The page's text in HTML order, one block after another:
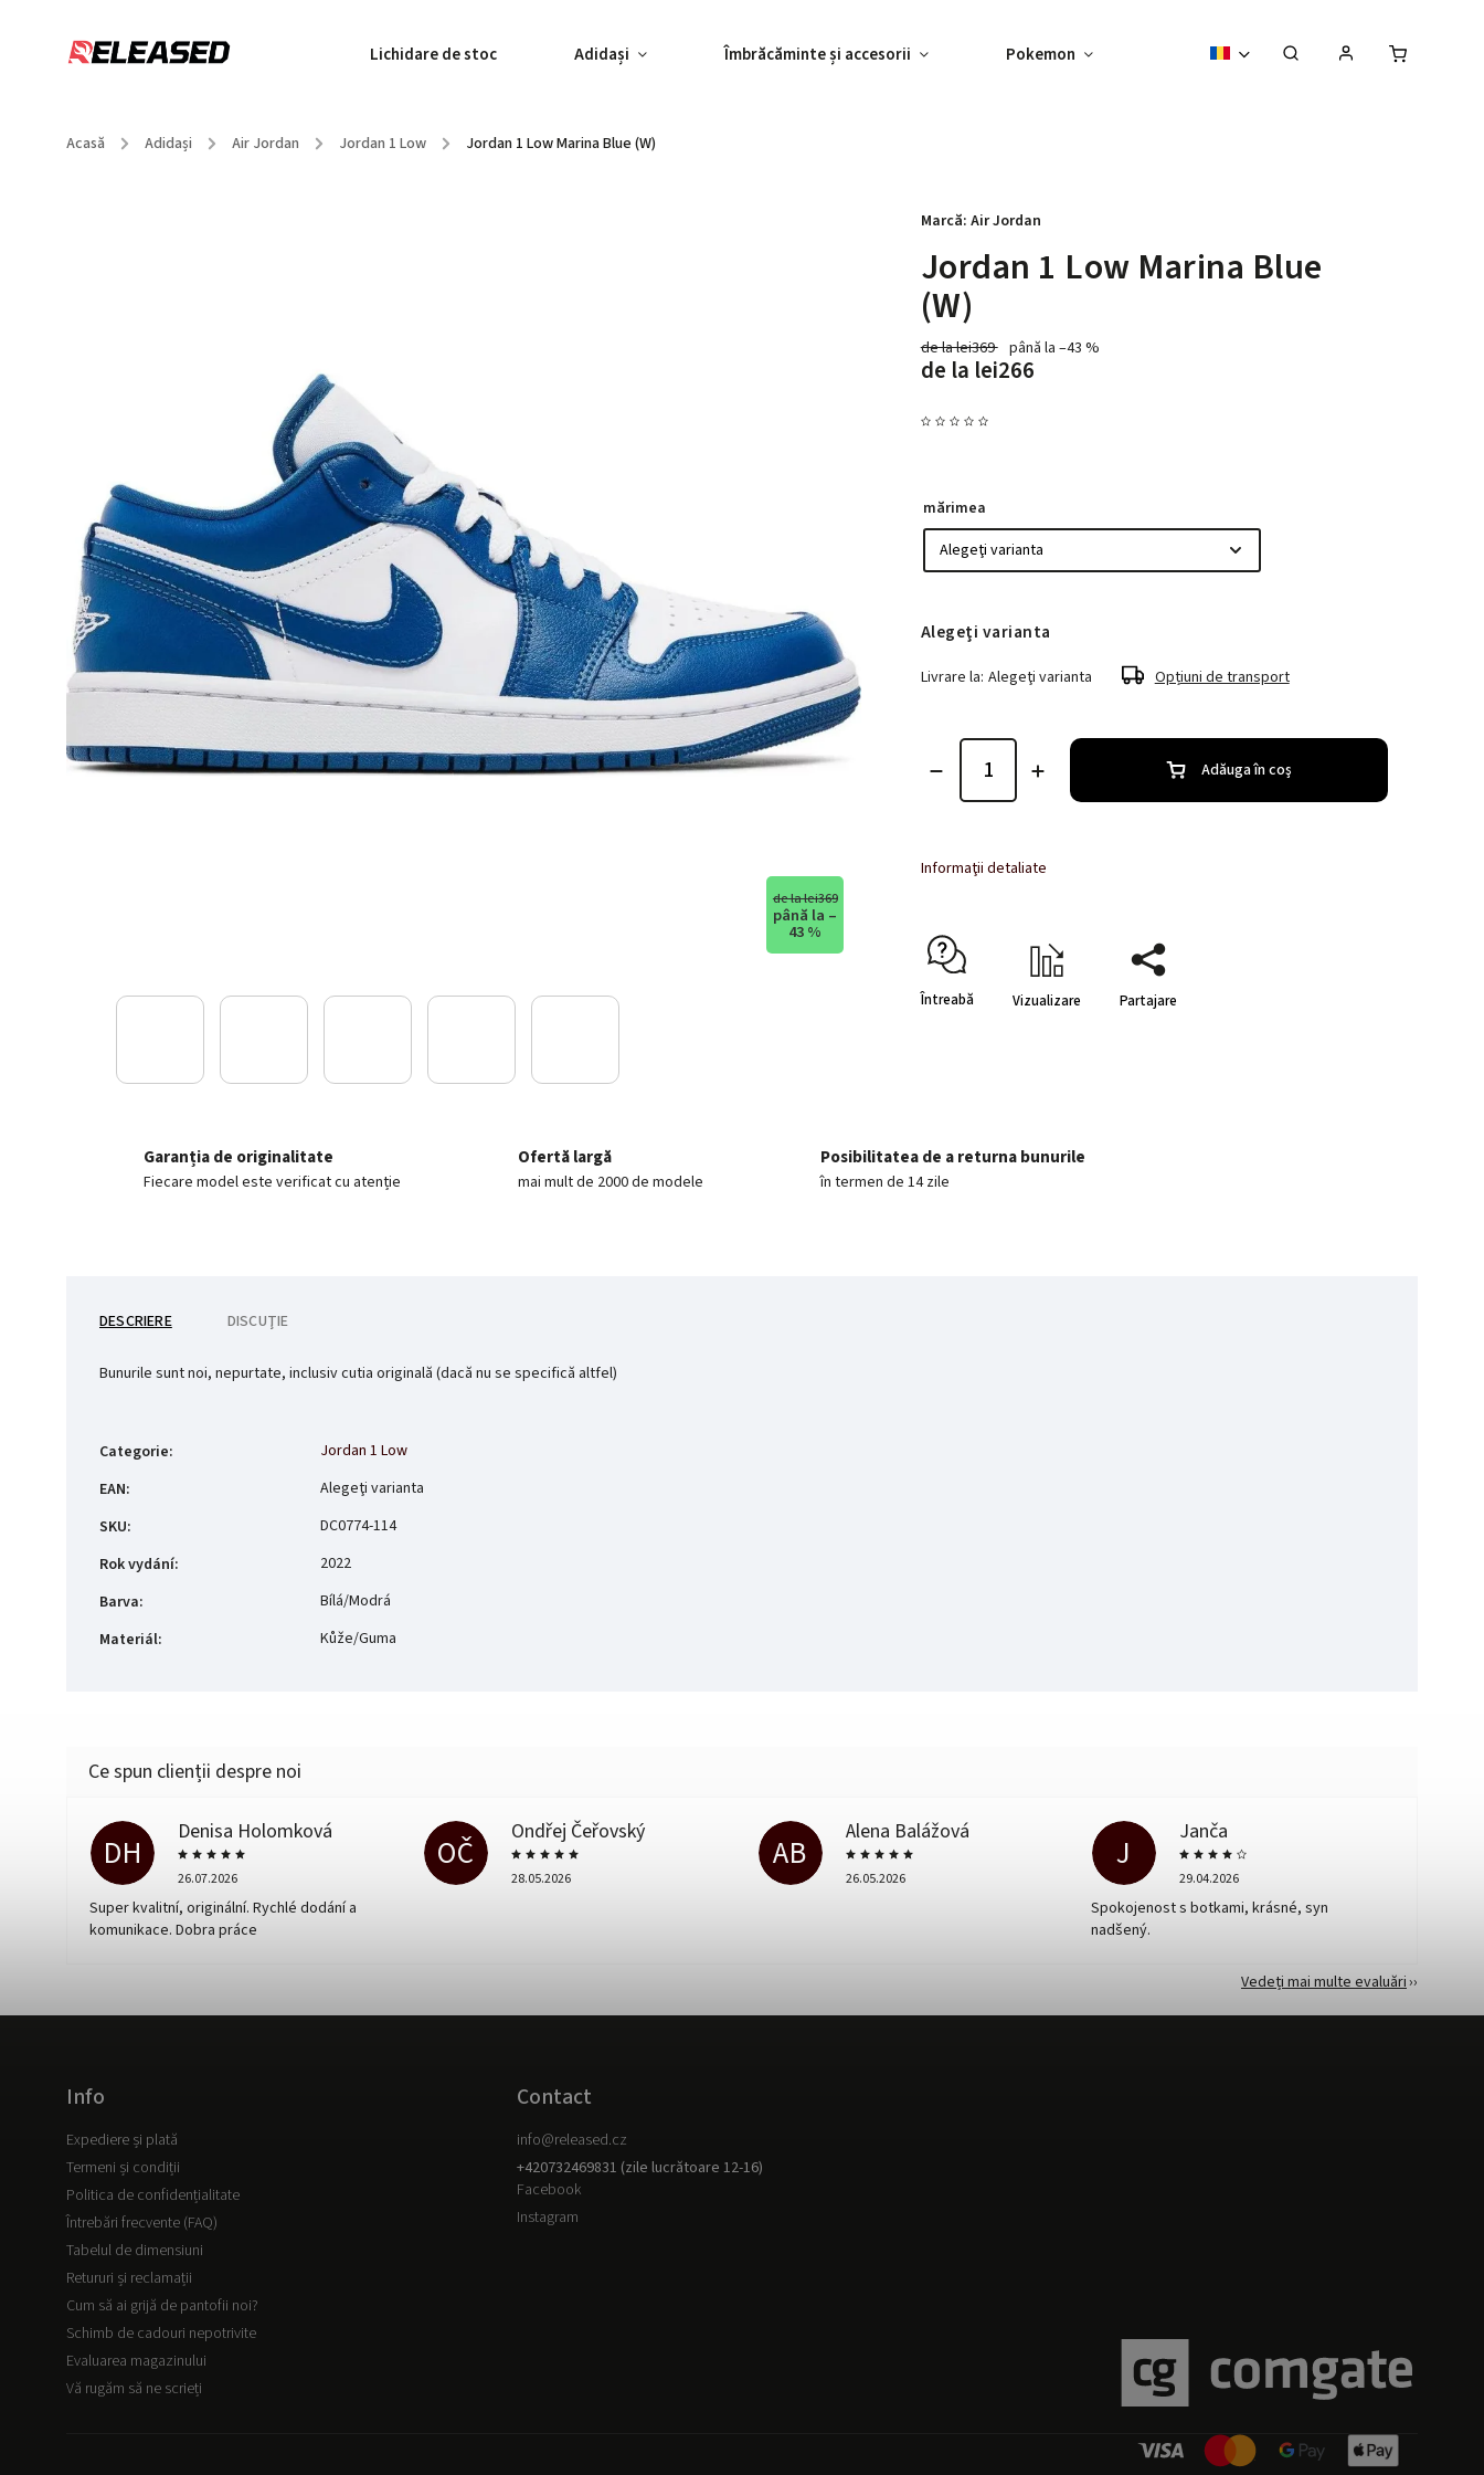
Lichidare de stoc Adidași Îmbrăcăminte și accesorii Pokemon Obiecte de colecție
Acasă / Adidași / Air Jordan / Jordan 1 Low / Jordan 1 Low Marina Blue (W)
de la lei369
până la –
43 %
Jordan 1 Low Marina Blue
(W)
de la lei369 până la –43 %
de la lei266
Marcă: Air Jordan
mărimea
Alegeţi varianta
Livrare la: Alegeţi varianta Opțiuni de transport
Adăuga în coş
Informaţii detaliate
Întreabă Vizualizare Partajare
Garanția de originalitate
Fiecare model este verificat cu atenție
Ofertă largă
mai mult de 2000 de modele
Posibilitatea de a returna bunurile
în termen de 14 zile
DESCRIERE DISCUŢIE
Bunurile sunt noi, nepurtate, inclusiv cutia originală (dacă nu se specifică altfel)
Categorie:
Jordan 1 Low
EAN:
Alegeţi varianta
SKU:
DC0774-114
Rok vydání:
2022
Barva:
Bílá/Modrá
Materiál: Kůže/Guma
DH
Denisa Holomková
26.07.2026
Super kvalitní, originální. Rychlé dodání a
komunikace. Dobra práce
OČ
Ondřej Čeřovský
28.05.2026
AB
Alena Balážová
26.05.2026
J
Janča
29.04.2026
Spokojenost s botkami, krásné, syn
nadšený.
Vedeți mai multe evaluări
Info
Expediere și plată
Termeni și condiții
Politica de confidențialitate
Întrebări frecvente (FAQ)
Tabelul de dimensiuni
Retururi și reclamații
Cum să ai grijă de pantofii noi?
Schimb de cadouri nepotrivite
Evaluarea magazinului
Vă rugăm să ne scrieți
Contact
info@released.cz
+420732469831 (zile lucrătoare 12-16)
Facebook
Instagram